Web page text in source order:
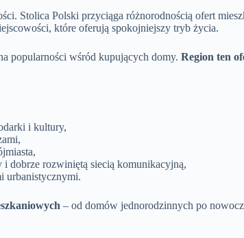
Stolica Polski przyciąga różnorodnością ofert
które oferują spokojniejszy tryb życia.
popularności wśród kupujących domy. Region ten
i kultury,
dobrze rozwiniętą siecią komunikacyjną,
urbanistycznymi.
– od domów jednorodzinnych po